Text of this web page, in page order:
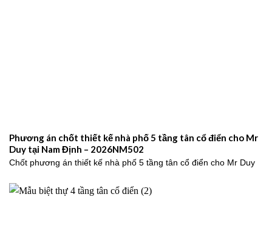
Phương án chốt thiết kế nhà phố 5 tầng tân cổ điển cho Mr
Duy tại Nam Định – 2026NM502
Chốt phương án thiết kế nhà phố 5 tầng tân cổ điển cho Mr Duy